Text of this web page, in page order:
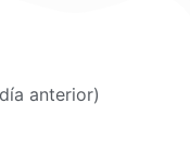
anterior)